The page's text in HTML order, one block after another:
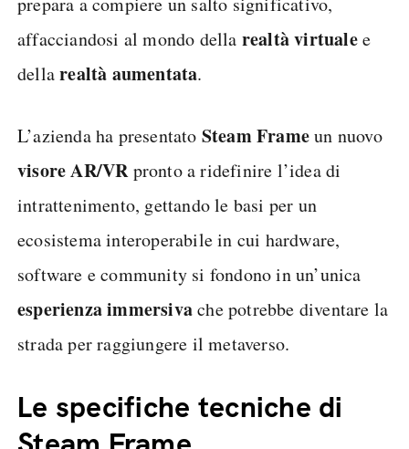
affacciandosi al mondo della realtà virtualee
dellarealtà aumentata.
L’azienda ha presentato SteamFrameun nuovo
visoreAR/VRpronto a ridefinire l’idea di
intrattenimento, gettando le basi per un
ecosistema interoperabile in cui hardware,
software e community si fondono in un’unica
esperienzaimmersivache potrebbe diventare la
strada per raggiungere il metaverso.
Le specifiche tecniche di